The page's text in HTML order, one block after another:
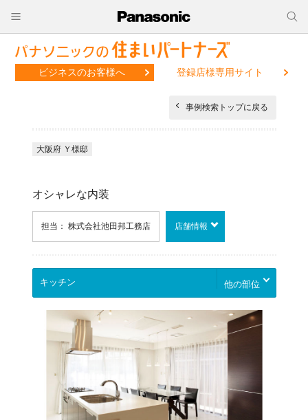
ビジネスのお客様へ 登録店様専用サイト
事例検索トップに戻る
大阪府 Ｙ様邸
オシャレな内装
担当： 株式会社池田邦工務店 店舗情報
他の部位